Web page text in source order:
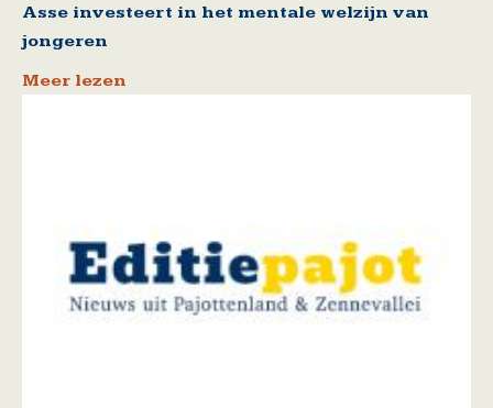
Asse investeert in het mentale welzijn van
jongeren
Meer lezen